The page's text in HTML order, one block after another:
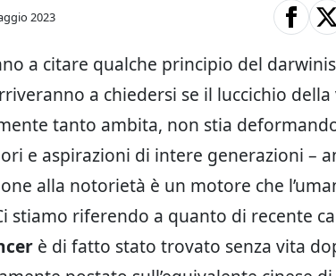
2023
a citare qualche principio del
a chiedersi se il luccichio
tanto ambita, non stia
e aspirazioni di intere generazioni –
alla notorietà è un motore che
stiamo riferendo a quanto di recente
è di fatto stato trovato senza vita